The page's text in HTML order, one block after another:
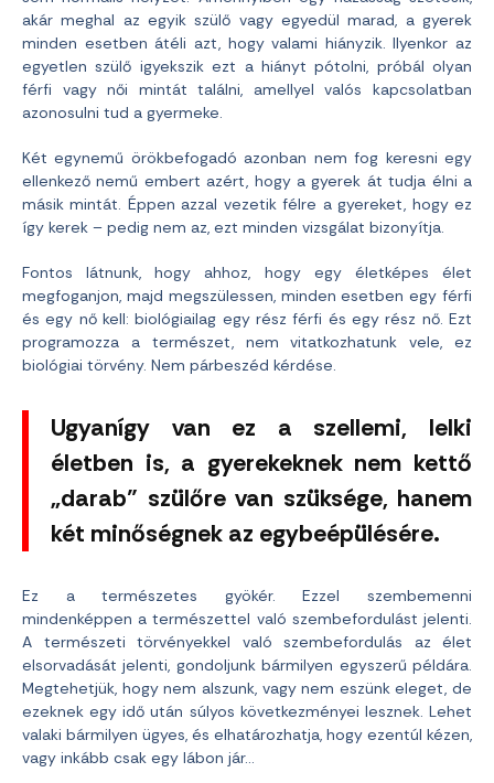
akár meghal az egyik szülő vagy egyedül marad, a gyerek
minden esetben átéli azt, hogy valami hiányzik. Ilyenkor az
egyetlen szülő igyekszik ezt a hiányt pótolni, próbál olyan
férfi vagy női mintát találni, amellyel valós kapcsolatban
azonosulni tud a gyermeke.
Két egynemű örökbefogadó azonban nem fog keresni egy
ellenkező nemű embert azért, hogy a gyerek át tudja élni a
másik mintát. Éppen azzal vezetik félre a gyereket, hogy ez
így kerek – pedig nem az, ezt minden vizsgálat bizonyítja.
Fontos látnunk, hogy ahhoz, hogy egy életképes élet
megfoganjon, majd megszülessen, minden esetben egy férfi
és egy nő kell: biológiailag egy rész férfi és egy rész nő. Ezt
programozza a természet, nem vitatkozhatunk vele, ez
biológiai törvény. Nem párbeszéd kérdése.
Ugyanígy van ez a szellemi, lelki
életben is, a gyerekeknek nem kettő
„darab” szülőre van szüksége, hanem
két minőségnek az egybeépülésére.
Ez a természetes gyökér. Ezzel szembemenni
mindenképpen a természettel való szembefordulást jelenti.
A természeti törvényekkel való szembefordulás az élet
elsorvadását jelenti, gondoljunk bármilyen egyszerű példára.
Megtehetjük, hogy nem alszunk, vagy nem eszünk eleget, de
ezeknek egy idő után súlyos következményei lesznek. Lehet
valaki bármilyen ügyes, és elhatározhatja, hogy ezentúl kézen,
vagy inkább csak egy lábon jár…